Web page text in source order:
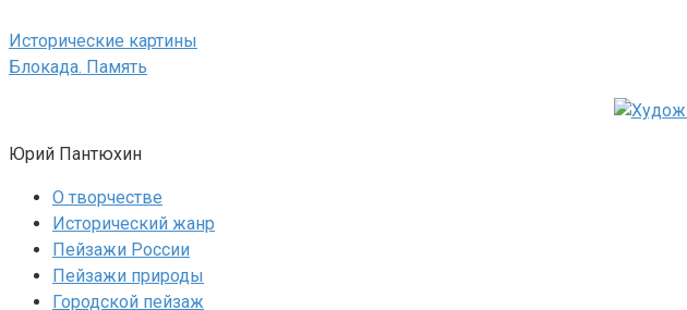
Исторические картины
Блокада. Память
Юрий Пантюхин
О творчестве
Исторический жанр
Пейзажи России
Пейзажи природы
Городской пейзаж